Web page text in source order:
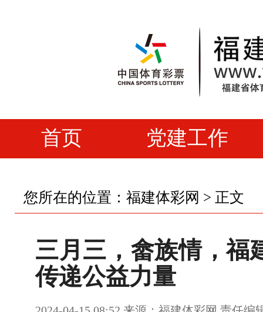
首页 党建工作
您所在的位置： 福建体彩网 > 正文
三月三，畲族情，福
传递公益力量